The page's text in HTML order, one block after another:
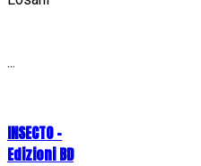
...
INSECTO -
Edizioni BD